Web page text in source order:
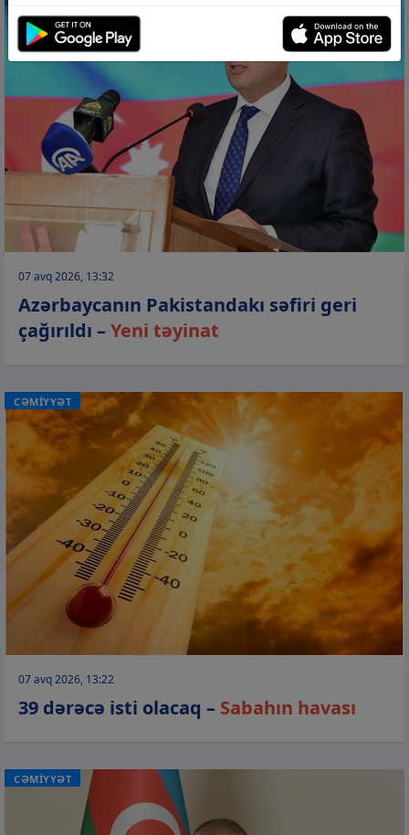
07 avq 2026, 13:32
Azərbaycanın Pakistandakı səfiri geri
çağırıldı –Yeni təyinat
CƏMİYYƏT
07 avq 2026, 13:22
39 dərəcə isti olacaq – Sabahın havası
CƏMİYYƏT